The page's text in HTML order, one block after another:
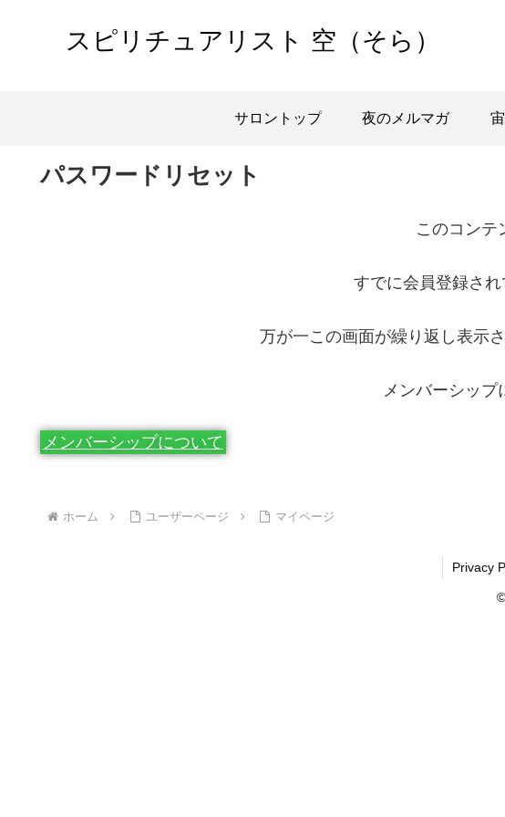
スピリチュアリスト 空（そら）
サロントップ 夜のメルマガ
パスワードリセット
このコンテ
すでに会員登録され
万が一この画面が繰り返し表示
メンバーシップ
メンバーシップについて
ホーム ユーザーページ マイページ
Privacy